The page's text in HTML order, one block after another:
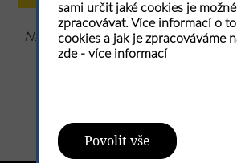
sami určit jaké cookies je možné
zpracovávat. Více informací o
cookies a jak je zpracováváme
zde - více informací
Povolit vše
Nákupní košík je prázdný